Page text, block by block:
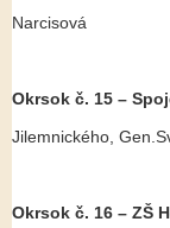
Narcisová
Okrsok č. 15 –
Jilemnického,
Okrsok č. 16 – ZŠ